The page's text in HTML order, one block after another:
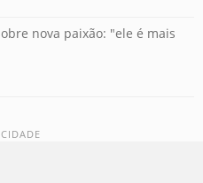
nova paixão: "ele é mais